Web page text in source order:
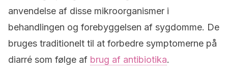
anvendelse af disse mikroorganismer i
behandlingen og forebyggelsen af sygdomme. De
bruges traditionelt til at forbedre symptomerne på
diarré som følge af brug af antibiotika.